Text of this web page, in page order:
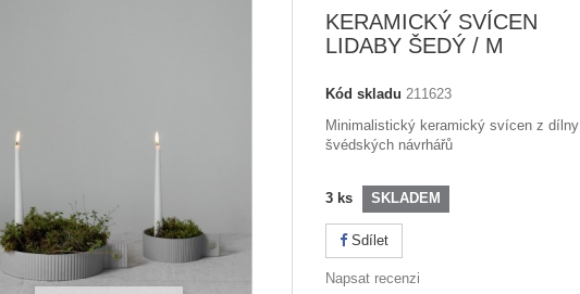
KERAMICKÝ SVÍCEN
LIDABY ŠEDÝ / M
Kód skladu 211623
Minimalistický keramický svícen z dílny
švédských návrhářů
3 ks SKLADEM
Sdílet
Napsat recenzi